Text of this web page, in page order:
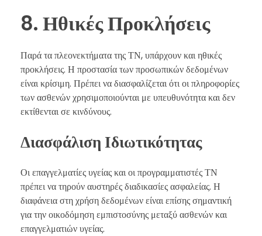
8. Ηθικές Προκλήσεις
Παρά τα πλεονεκτήματα της ΤΝ, υπάρχουν και ηθικές
προκλήσεις. Η προστασία των προσωπικών δεδομένων
είναι κρίσιμη. Πρέπει να διασφαλίζεται ότι οι πληροφορίες
των ασθενών χρησιμοποιούνται με υπευθυνότητα και δεν
εκτίθενται σε κινδύνους.
Διασφάλιση Ιδιωτικότητας
Οι επαγγελματίες υγείας και οι προγραμματιστές ΤΝ
πρέπει να τηρούν αυστηρές διαδικασίες ασφαλείας. Η
διαφάνεια στη χρήση δεδομένων είναι επίσης σημαντική
για την οικοδόμηση εμπιστοσύνης μεταξύ ασθενών και
επαγγελματιών υγείας.